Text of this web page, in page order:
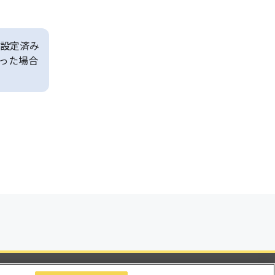
定済み
た場合
リティ